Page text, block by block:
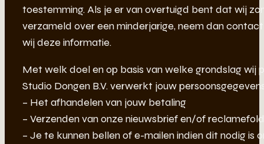
toestemming. Als je er van overtuigd bent dat wij
verzameld over een minderjarige, neem dan
wij deze informatie.
Met welk doel en op basis van welke grondslag wij
Studio Dongen B.V. verwerkt jouw
– Het afhandelen van jouw betaling
– Verzenden van onze nieuwsbrief en/of
– Je te kunnen bellen of e-mailen indien dit nodig is